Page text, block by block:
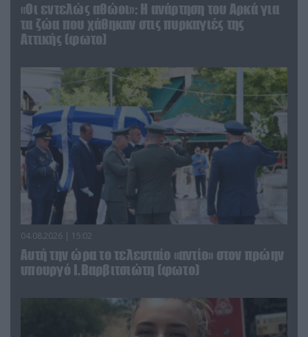
«Οι εντελώς αθώοι»: Η ανάρτηση του Αρκά για
τα ζώα που χάθηκαν στις πυρκαγιές της
Αττικής (φωτο)
04.08.2026 | 15:02
Αυτή την ώρα το τελευταίο «αντίο» στον πρώην
υπουργό Ι.Βαρβιτσιώτη (φωτο)